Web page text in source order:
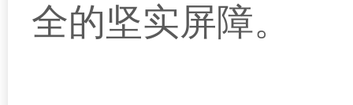
全的坚实屏障。